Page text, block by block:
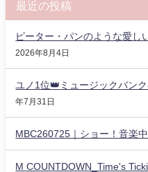
最近の投稿
ピーター・パンのような愛し
2026年8月4日
ユノ1位👑ミュージックバン
年7月31日
MBC260725｜ショー！音楽
M COUNTDOWN_Time's